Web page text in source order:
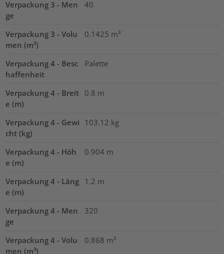
Verpackung 3 - Men
ge
40
Verpackung 3 - Volu
men (m³)
0.1425 m³
Verpackung 4 - Besc
haffenheit
Palette
Verpackung 4 - Breit
e (m)
0.8 m
Verpackung 4 - Gewi
cht (kg)
103.12 kg
Verpackung 4 - Höh
e (m)
0.904 m
Verpackung 4 - Läng
e (m)
1.2 m
Verpackung 4 - Men
ge
320
Verpackung 4 - Volu
men (m³)
0.868 m³